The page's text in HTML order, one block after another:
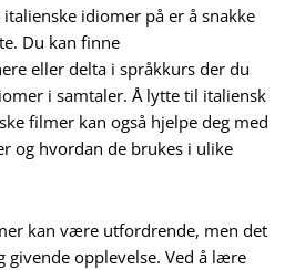
idiomer på er å snakke
Du kan finne
eller delta i språkkurs der du
i samtaler. Å lytte til italiensk
filmer kan også hjelpe deg med
og hvordan de brukes i ulike
kan være utfordrende, men det
givende opplevelse. Ved å lære